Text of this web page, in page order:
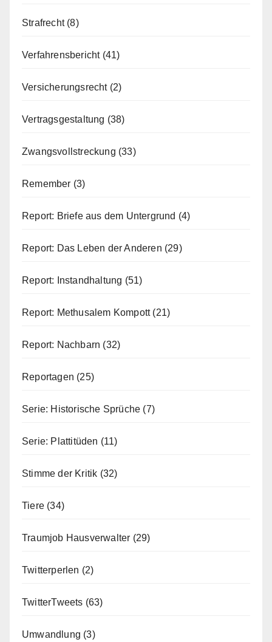
Strafrecht(8)
Verfahrensbericht(41)
Versicherungsrecht(2)
Vertragsgestaltung (38)
Zwangsvollstreckung (33)
Remember (3)
Report: Briefe aus dem Untergrund (4)
Report: Das Leben der Anderen (29)
Report: Instandhaltung (51)
Report: Methusalem Kompott(21)
Report: Nachbarn (32)
Reportagen (25)
Serie: Historische Sprüche (7)
Serie: Plattitüden (11)
Stimme der Kritik (32)
Tiere (34)
Traumjob Hausverwalter (29)
Twitterperlen (2)
TwitterTweets (63)
Umwandlung (3)